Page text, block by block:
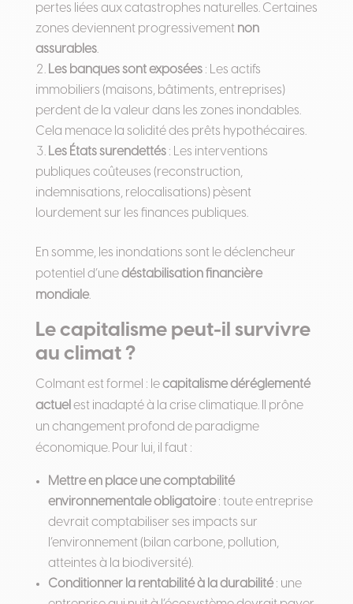
pertes liées aux catastrophes naturelles. Certaines
zones deviennent progressivement non
assurables.
Les banques sont exposées: Les actifs
immobiliers (maisons, bâtiments, entreprises)
perdent de la valeur dans les zones inondables.
Cela menace la solidité des prêts hypothécaires.
Les États surendettés: Les interventions
publiques coûteuses (reconstruction,
indemnisations, relocalisations) pèsent
lourdement sur les finances publiques.
En somme, les inondations sont le déclencheur
potentiel d’unedéstabilisation financière
mondiale.
Le capitalisme peut-il survivre
au climat ?
Colmant est formel : lecapitalisme déréglementé
actuel est inadapté à la crise climatique. Il prône
un changement profond de paradigme
économique. Pour lui, il faut :
Mettre en place une comptabilité
environnementale obligatoire: toute entreprise
devrait comptabiliser ses impacts sur
l’environnement (bilan carbone, pollution,
atteintes à la biodiversité).
Conditionner la rentabilité à la durabilité: une